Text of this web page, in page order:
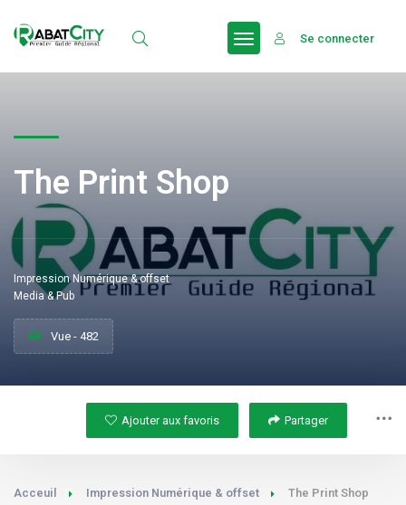
Se connecter
The Print Shop
Impression Numérique & offset
Media & Pub
Vue - 482
Ajouter aux favoris Partager
Acceuil Impression Numérique & offset The Print Shop